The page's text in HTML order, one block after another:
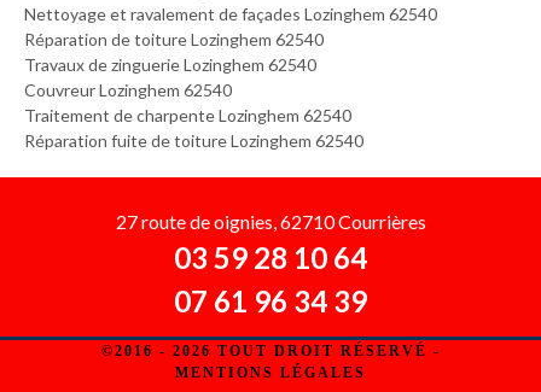
Nettoyage et ravalement de façades Lozinghem 62540
Réparation de toiture Lozinghem 62540
Travaux de zinguerie Lozinghem 62540
Couvreur Lozinghem 62540
Traitement de charpente Lozinghem 62540
Réparation fuite de toiture Lozinghem 62540
27 route de oignies, 62710 Courrières
03 59 28 10 64
07 61 96 34 39
©2016 - 2026 TOUT DROIT RÉSERVÉ -
MENTIONS LÉGALES